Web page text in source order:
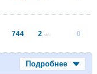
744 2 м/с 0
Подробнее